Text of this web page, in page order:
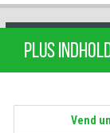
PLUS
Vend